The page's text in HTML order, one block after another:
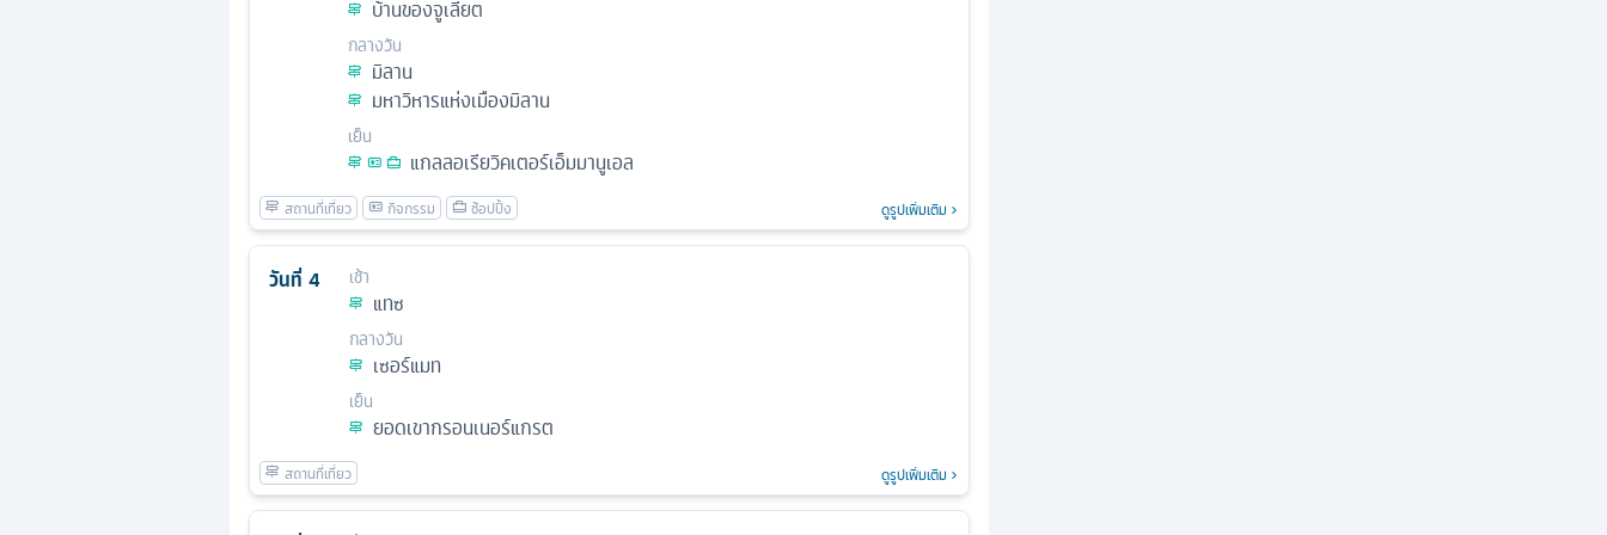
บ้านของจูเลียต
กลางวัน
มิลาน
มหาวิหารแห่งเมืองมิลาน
เย็น
แกลลอเรียวิคเตอร์เอ็มมานูเอล
ดูรูปเพิ่มเติม
วันที่ 4 เช้า
แทซ
กลางวัน
เซอร์แมท
เย็น
ยอดเขากรอนเนอร์แกรต
ดูรูปเพิ่มเติม